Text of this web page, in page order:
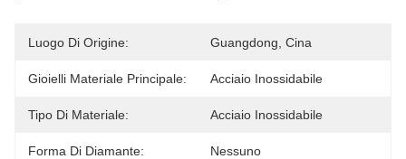
Luogo Di Origine: Guangdong, Cina
Gioielli Materiale Principale: Acciaio Inossidabile
Tipo Di Materiale: Acciaio Inossidabile
Forma Di Diamante: Nessuno